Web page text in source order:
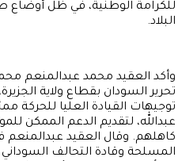
للكرامة الوطنية، في ظل أوضاع
البلاد.
وأكد العقيد محمد عبدالمنعم
تحرير السودان بقطاع ولاية
توجيهات القيادة العليا للحركة
عبدالله، لتقديم الدعم الممكن
كاهلهم. وقال العقيد عبدالمنعم
المسلحة وقادة التحالف